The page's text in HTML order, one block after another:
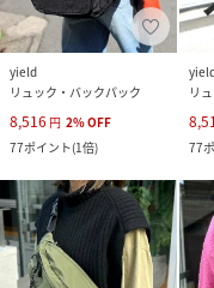
yield
リュック・バックパック
8,516 円 2%OFF
77ポイント(1倍)
リ
77